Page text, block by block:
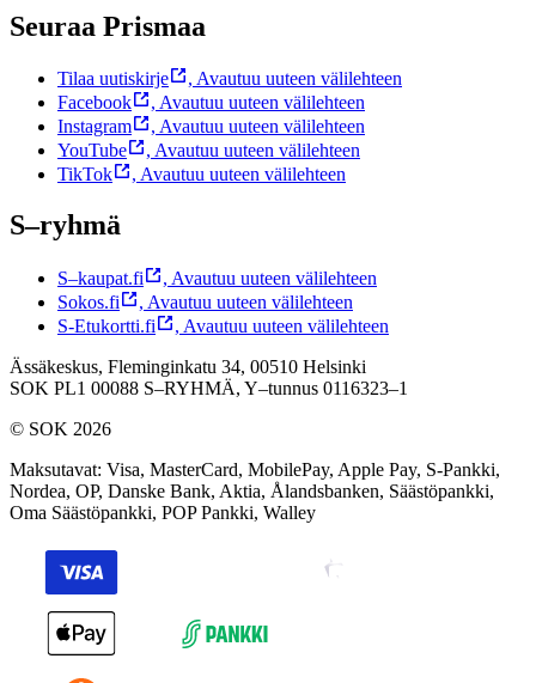
Seuraa Prismaa
Tilaa uutiskirje , Avautuu uuteen välilehteen
Facebook
, Avautuu uuteen välilehteen
Instagram
, Avautuu uuteen välilehteen
YouTube
, Avautuu uuteen välilehteen
TikTok
, Avautuu uuteen välilehteen
S–ryhmä
S–kaupat.fi , Avautuu uuteen välilehteen
Sokos.fi
, Avautuu uuteen välilehteen
S-Etukortti.fi
, Avautuu uuteen välilehteen
Ässäkeskus, Fleminginkatu 34, 00510 Helsinki
SOK PL1 00088 S–RYHMÄ, Y–tunnus 0116323–1
© SOK 2026
Maksutavat: Visa, MasterCard, MobilePay, Apple Pay, S-Pankki,
Nordea, OP, Danske Bank, Aktia, Ålandsbanken, Säästöpankki,
Oma Säästöpankki, POP Pankki, Walley